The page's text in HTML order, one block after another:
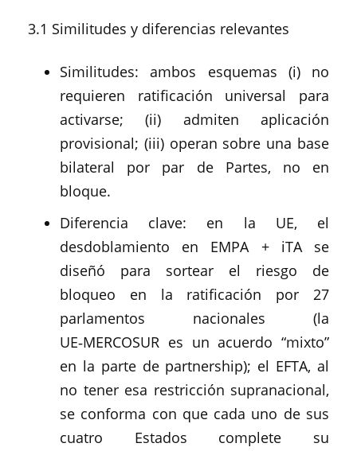
3.1 Similitudes y diferencias relevantes
Similitudes: ambos esquemas (i) no
requieren ratificación universal para
activarse; (ii) admiten aplicación
provisional; (iii) operan sobre una base
bilateral por par de Partes, no en
bloque.
Diferencia clave: en la UE, el
desdoblamiento en EMPA + iTA se
diseñó para sortear el riesgo de
bloqueo en la ratificación por 27
parlamentos nacionales (la
UE‑MERCOSUR es un acuerdo “mixto”
en la parte de partnership); el EFTA, al
no tener esa restricción supranacional,
se conforma con que cada uno de sus
cuatro Estados complete su